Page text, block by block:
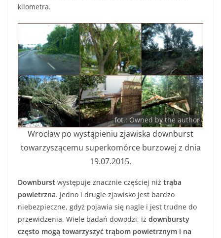
kilometra.
fot.: Owned by the author
Wrocław po wystąpieniu zjawiska downburst
towarzyszącemu superkomórce burzowej z dnia
19.07.2015.
Downburst występuje znacznie częściej niż trąba
powietrzna. Jedno i drugie zjawisko jest bardzo
niebezpieczne, gdyż pojawia się nagle i jest trudne do
przewidzenia. Wiele badań dowodzi, iż downbursty
często mogą towarzyszyć trąbom powietrznym i na